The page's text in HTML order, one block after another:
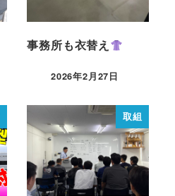
事務所も衣替え
2026年2月27日
取組